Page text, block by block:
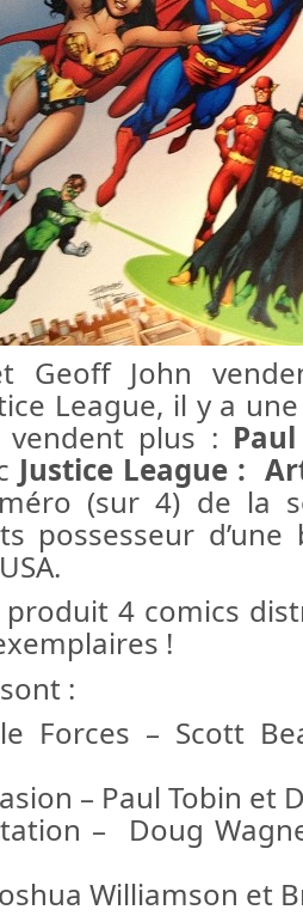
Geoff John
League, il y a
plus :
Justice League :
(sur 4) de la
possesseur
produit 4 comics
!
:
Forces – Scott
– Paul Tobin et
– Doug
Williamson et